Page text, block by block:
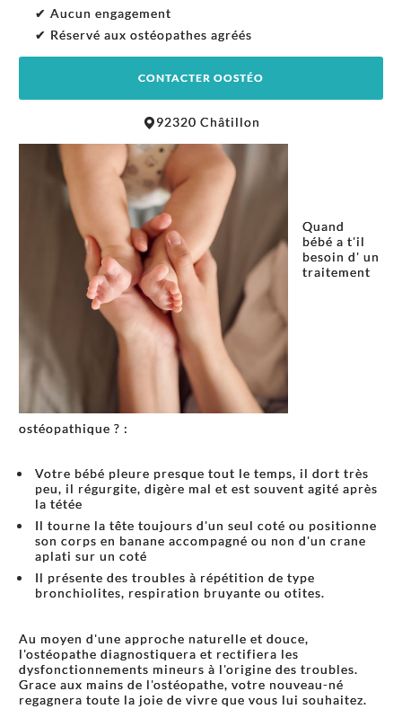
✔ Aucun engagement
✔ Réservé aux ostéopathes agréés
CONTACTER OOSTÉO
+
92320 Châtillon
Quand
bébé a t'il
besoin d' un
traitement
ostéopathique ? :
Votre bébé pleure presque tout le temps, il dort très
peu, il régurgite, digère mal et est souvent agité après
la tétée
Il tourne la tête toujours d'un seul coté ou positionne
son corps en banane accompagné ou non d'un crane
aplati sur un coté
Il présente des troubles à répétition de type
bronchiolites, respiration bruyante ou otites.
Au moyen d'une approche naturelle et douce,
l'ostéopathe diagnostiquera et rectifiera les
dysfonctionnements mineurs à l'origine des troubles.
Grace aux mains de l'ostéopathe, votre nouveau-né
regagnera toute la joie de vivre que vous lui souhaitez.